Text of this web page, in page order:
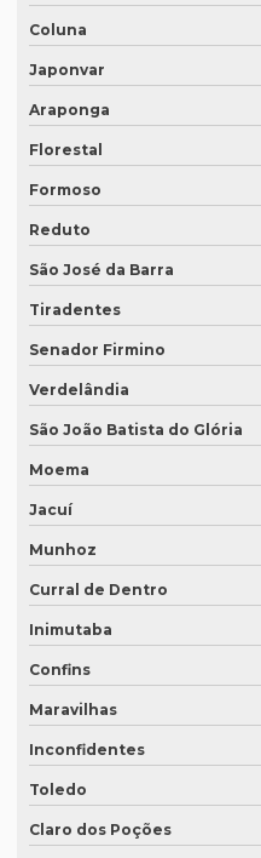
Quanto custa uma tradução
Quanto custa uma tradução
Quem faz tradução de artigos
Quem faz tradução
Quem faz tradução simultânea
Quem faz transcrição de áudio
Rádios para tradução
Revisão de artigos científicos
Revisão gramatical profissional
Revisão em ingles tradução
Revisão de manuscritos literários
Revisão de teses e dissertações
Revisão de texto acadêmico
Revisão de texto em inglês preço
Revisão de textos academicos
Revisão de textos em alemão
Revisão de textos em árabe
Coluna
Japonvar
Araponga
Florestal
Formoso
Reduto
São José da Barra
Tiradentes
Senador Firmino
Verdelândia
São João Batista do Glória
Moema
Jacuí
Munhoz
Curral de Dentro
Inimutaba
Confins
Maravilhas
Inconfidentes
Toledo
Claro dos Poções